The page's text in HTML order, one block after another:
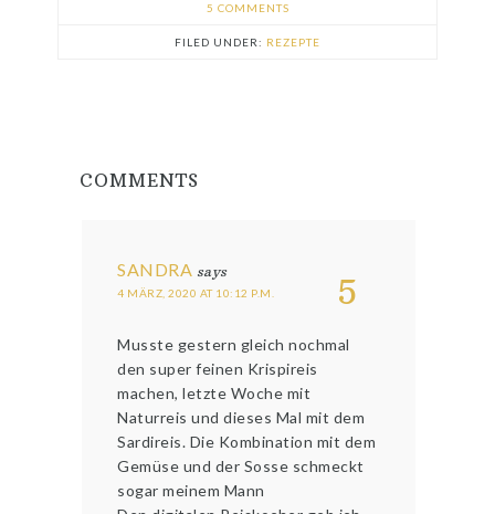
5 COMMENTS
FILED UNDER: REZEPTE
COMMENTS
5
SANDRA says
4 MÄRZ, 2020 AT 10:12 P.M.
Musste gestern gleich nochmal
den super feinen Krispireis
machen, letzte Woche mit
Naturreis und dieses Mal mit dem
Sardireis. Die Kombination mit dem
Gemüse und der Sosse schmeckt
sogar meinem Mann